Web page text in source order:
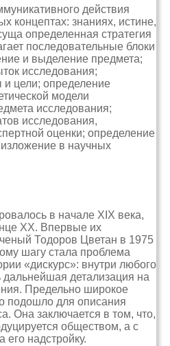
действия
концептах: знаниях, истине,
определенная стратегия
последовательные блоки
и выделение предмета;
исследования;
цели; определение
модели
исследования;
исследования,
оценки; определение
изложение в научных
в начале XIX века,
XX. Впервые их
Тодоров Цветан в 1975
шагу стала проблема
«дискурс»: внутри любого
дальнейшая детализация на
Предельно широкое
подошло для описания
Она заключается в том, что,
обществом, а с
его надстройку.